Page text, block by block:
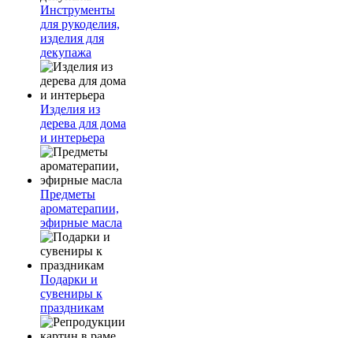
Инструменты
для рукоделия,
изделия для
декупажа
Изделия из
дерева для дома
и интерьера
Предметы
ароматерапии,
эфирные масла
Подарки и
сувениры к
праздникам